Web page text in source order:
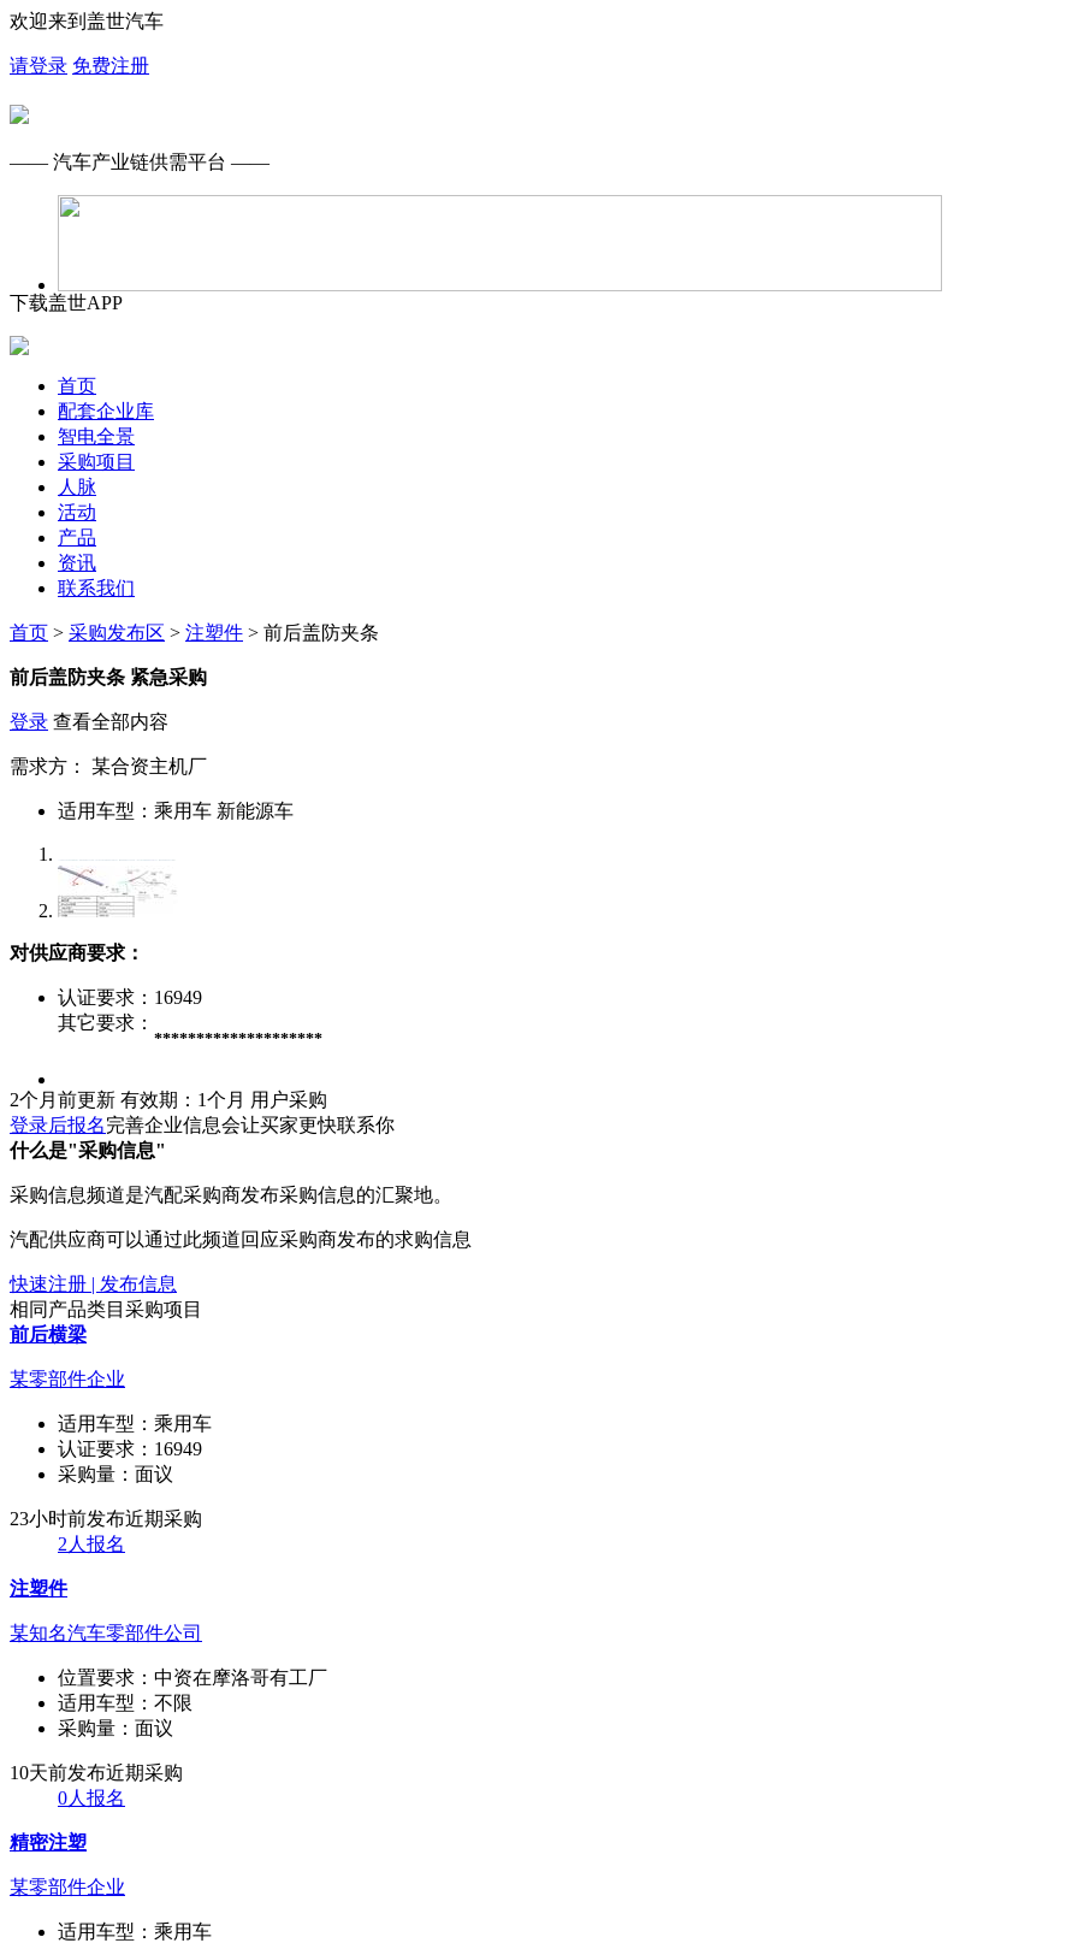
欢迎来到盖世汽车
请登录 免费注册
—— 汽车产业链供需平台 ——
下载盖世APP
首页
配套企业库
智电全景
采购项目
人脉
活动
产品
资讯
联系我们
首页 > 采购发布区 > 注塑件 > 前后盖防夹条
前后盖防夹条 紧急采购
登录 查看全部内容
需求方： 某合资主机厂
适用车型： 乘用车 新能源车
对供应商要求：
认证要求： 16949
其它要求：
********************
2个月前更新 有效期：1个月 用户采购
登录后报名完善企业信息会让买家更快联系你
什么是"采购信息"
采购信息频道是汽配采购商发布采购信息的汇聚地。
汽配供应商可以通过此频道回应采购商发布的求购信息
快速注册 | 发布信息
相同产品类目采购项目
前后横梁
某零部件企业
适用车型： 乘用车
认证要求： 16949
采购量： 面议
23小时前发布近期采购
2人报名
注塑件
某知名汽车零部件公司
位置要求： 中资在摩洛哥有工厂
适用车型： 不限
采购量： 面议
10天前发布近期采购
0人报名
精密注塑
某零部件企业
适用车型： 乘用车